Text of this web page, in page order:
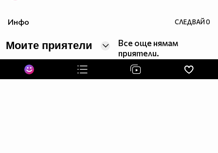
Инфо СЛЕДВАЙ0
Моите приятели
Все още нямам
приятели.